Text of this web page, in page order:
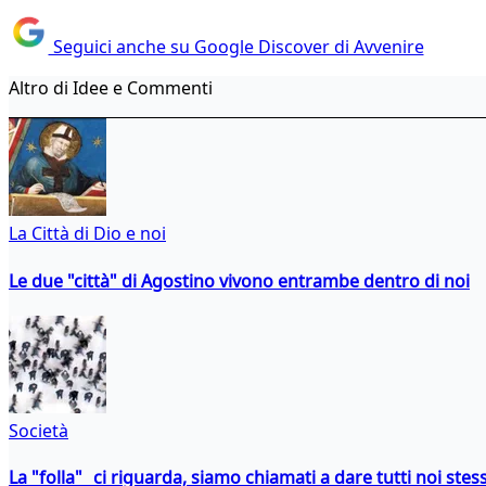
Seguici anche su Google Discover di Avvenire
Altro di Idee e Commenti
La Città di Dio e noi
Le due "città" di Agostino vivono entrambe dentro di noi
Società
La "folla" ci riguarda, siamo chiamati a dare tutti noi